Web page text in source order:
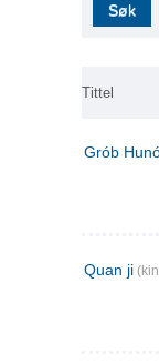
Søk
Tittel
Grób
Quan ji